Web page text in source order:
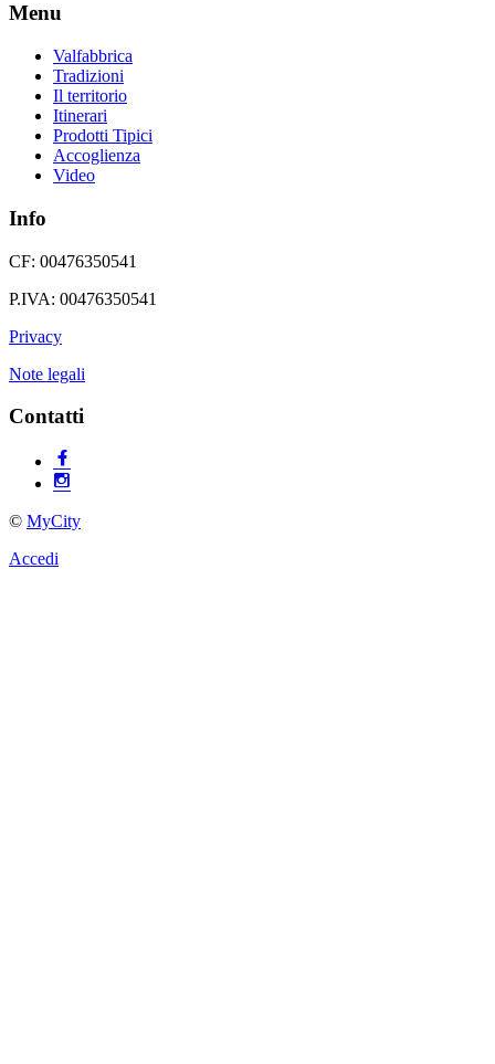
Menu
Valfabbrica
Tradizioni
Il territorio
Itinerari
Prodotti Tipici
Accoglienza
Video
Info
CF: 00476350541
P.IVA: 00476350541
Privacy
Note legali
Contatti
© MyCity
Accedi